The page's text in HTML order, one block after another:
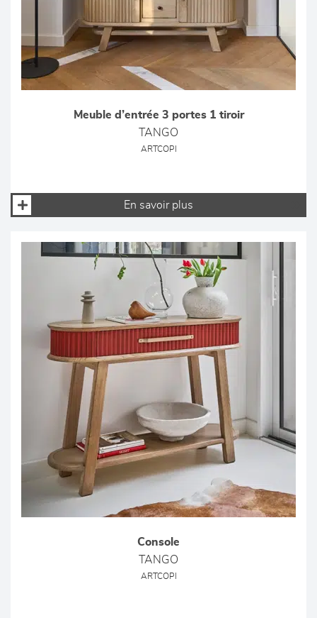
Meuble d’entrée 3 portes 1 tiroir
TANGO
ARTCOPI
En savoir plus
Console
TANGO
ARTCOPI